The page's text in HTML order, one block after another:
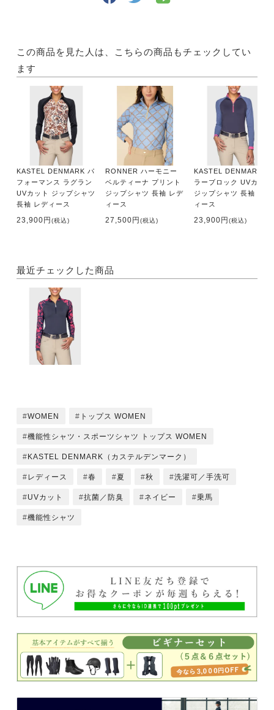
この商品を見た人は、こちらの商品もチェックしてい
ます
KASTEL DENMARK パ
フォーマンス ラグラン
UVカット ジップシャツ
長袖 レディース
23,900円 (税込)
RONNER ハーモニー
ベルティーナ プリント
ジップシャツ 長袖 レデ
ィース
27,500円 (税込)
KASTEL DENMARK カ
ラーブロック UVカット
ジップシャツ 長袖 レデ
ィース
23,900円 (税込)
最近チェックした商品
WOMEN トップス WOMEN
機能性シャツ・スポーツシャツ トップス WOMEN
KASTEL DENMARK（カステルデンマーク）
レディース 春 夏 秋 洗濯可／手洗可
UVカット 抗菌／防臭 ネイビー 乗馬
機能性シャツ